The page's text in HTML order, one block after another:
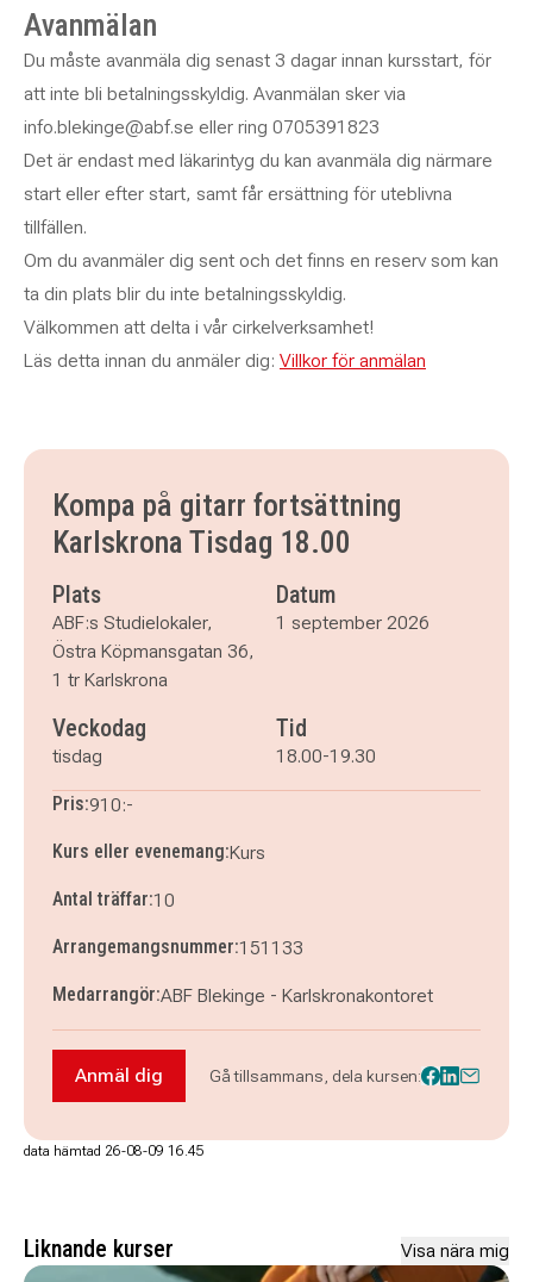
Avanmälan
Du måste avanmäla dig senast 3 dagar innan kursstart, för
att inte bli betalningsskyldig. Avanmälan sker via
info.blekinge@abf.se eller ring 0705391823
Det är endast med läkarintyg du kan avanmäla dig närmare
start eller efter start, samt får ersättning för uteblivna
tillfällen.
Om du avanmäler dig sent och det finns en reserv som kan
ta din plats blir du inte betalningsskyldig.
Välkommen att delta i vår cirkelverksamhet!
Läs detta innan du anmäler dig: Villkor för anmälan
Kompa på gitarr fortsättning
Karlskrona Tisdag 18.00
Plats
ABF:s Studielokaler,
Östra Köpmansgatan 36,
1 tr Karlskrona
Datum
1 september 2026
Veckodag
tisdag
Tid
18.00-19.30
Pris:910:-
Kurs eller evenemang:Kurs
Antal träffar:10
Arrangemangsnummer:151133
Medarrangör:ABF Blekinge - Karlskronakontoret
Anmäl dig till Kompa på gitarr fortsättning
Anmäl dig Gå tillsammans, dela kursen:
data hämtad 26-08-09 16.45
Liknande kurser Visa nära mig